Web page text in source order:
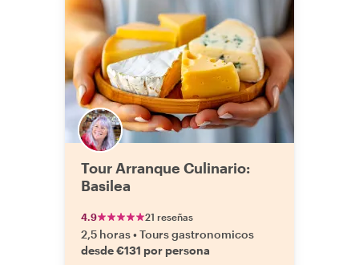
Tour Arranque Culinario:
Basilea
4.9 21 reseñas
2,5 horas•Tours gastronomicos
desde €131 por persona